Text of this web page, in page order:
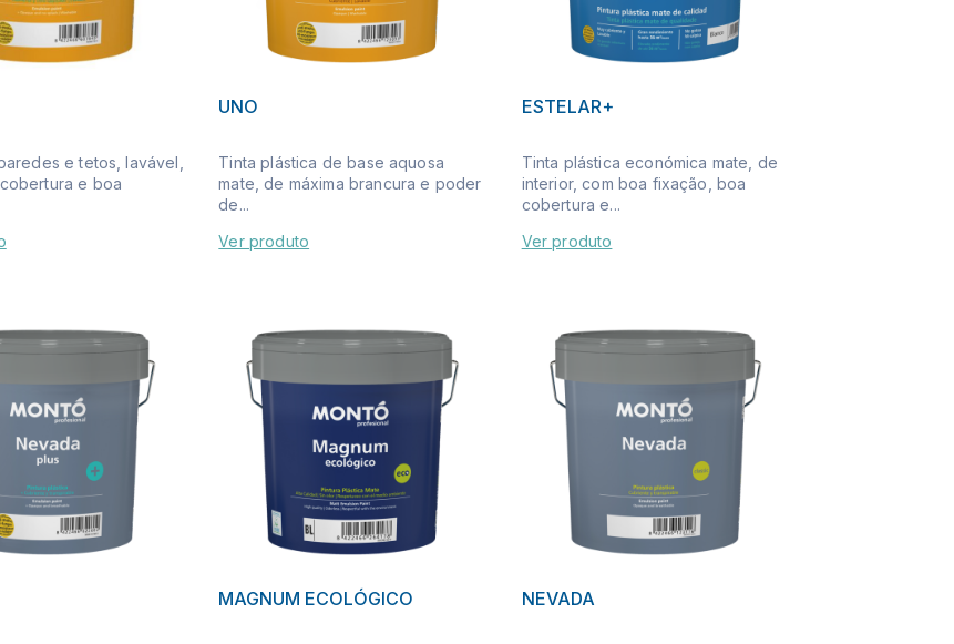
e tetos, lavável,
e boa
UNO
Tinta plástica de base aquosa
mate, de máxima brancura e poder
de...
Ver produto
ESTELAR+
Tinta plástica económica mate, de
interior, com boa fixação, boa
cobertura e...
Ver produto
MAGNUM ECOLÓGICO NEVADA